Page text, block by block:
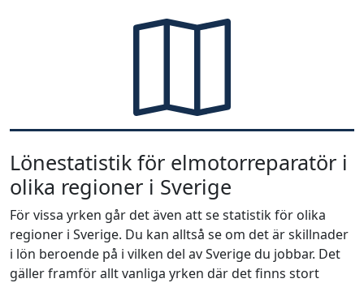
Lönestatistik för elmotorreparatör i
olika regioner i Sverige
För vissa yrken går det även att se statistik för olika
regioner i Sverige. Du kan alltså se om det är skillnader
i lön beroende på i vilken del av Sverige du jobbar. Det
gäller framför allt vanliga yrken där det finns stort